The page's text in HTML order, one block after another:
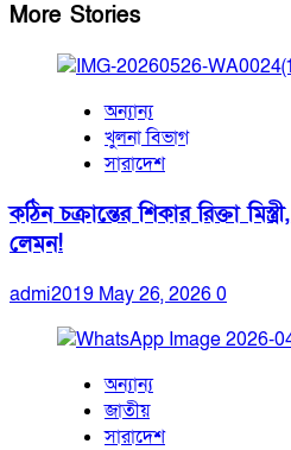
More Stories
অন্যান্য
খুলনা বিভাগ
সারাদেশ
কঠিন চক্রান্তের শিকার রিক্তা
লেমন!
admi2019 May 26, 20260
অন্যান্য
জাতীয়
সারাদেশ